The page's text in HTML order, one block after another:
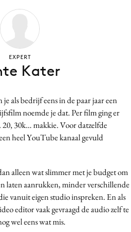
als bedrijf eens in de paar jaar een
noemde je dat. Per film ging er
30k… makkie. Voor datzelfde
heel YouTube kanaal gevuld
alleen wat slimmer met je budget om
laten aanrukken, minder verschillende
vanuit eigen studio inspreken. En als
editor vaak gevraagd de audio zelf te
wel eens wat mis.
EXPERT
Kater